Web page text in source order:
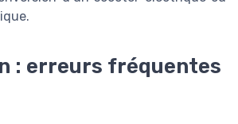
: erreurs fréquentes